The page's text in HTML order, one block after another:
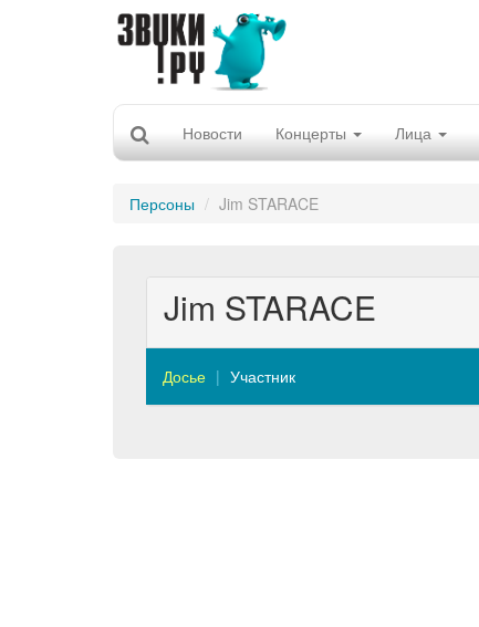
Новости Концерты Лица
Персоны Jim STARACE
Jim STARACE
Досье Участник